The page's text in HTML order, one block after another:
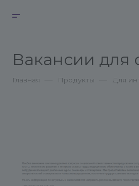
Вакансии для
Главная Продукты Для